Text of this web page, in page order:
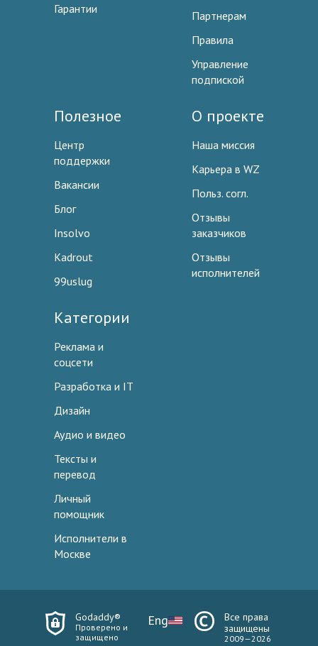
Гарантии
Партнерам
Правила
Управление
подпиской
Полезное
Центр
поддержки
Вакансии
Блог
Insolvo
Kadrout
99uslug
О проекте
Наша миссия
Карьера в WZ
Польз. согл.
Отзывы
заказчиков
Отзывы
исполнителей
Категории
Реклама и
соцсети
Разработка и IT
Дизайн
Аудио и видео
Тексты и
перевод
Личный
помощник
Исполнители в
Москве
Godaddy®
Проверено и
защищено
Eng
Все права
защищены
2009—2026